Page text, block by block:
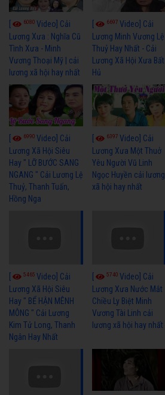
6080 Video] Cải
Lương Xưa : Nghĩa Cũ
Tình Xưa - Minh
Vương Thoại Mỹ | cải
lương xã hội hay nhất
6697Video] Cải
Lương Minh Vương Lệ
Thuỷ Hay Nhất - Cải
Lương Xã Hội Xưa Bất
Hủ
6990 Video] Cải
Lương Xã Hội Siêu
Hay " LỠ BƯỚC SANG
NGANG " Cải Lương Lệ
Thuỷ, Thanh Tuấn,
Hồng Nga
6397Video] Cải
Lương Xưa Một Thuở
Yêu Người Vũ Linh
Ngọc Huyền cải lương
xã hội hay nhất
5465 Video] Cải
Lương Xã Hội Siêu
Hay " BỂ HẬN MÊNH
MÔNG " Cải Lương
Kim Tử Long, Thanh
Ngân Hay Nhất
5740Video] Cải
Lương Xưa Nước Mắt
Chiều Ly Biệt Minh
Vương Tài Linh cải
lương xã hội hay nhất